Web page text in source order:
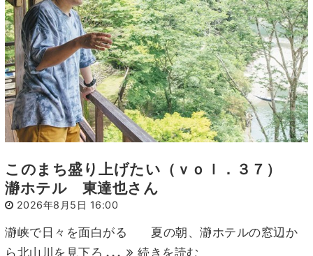
このまち盛り上げたい（ｖｏｌ．３７）
瀞ホテル 東達也さん
2026年8月5日 16:00
瀞峡で日々を面白がる 夏の朝、瀞ホテルの窓辺か
ら北山川を見下ろ ... 続きを読む